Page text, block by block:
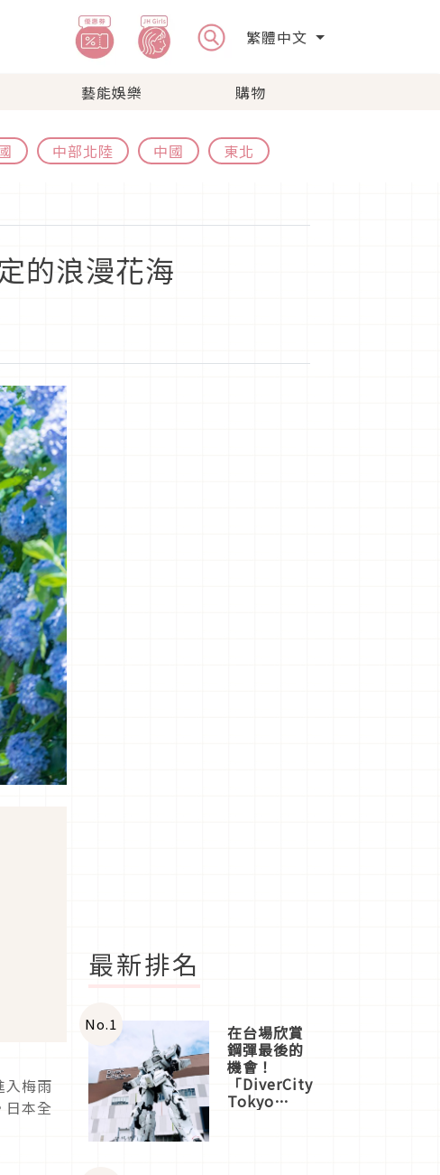
繁體中文
藝能娛樂 購物
中部北陸 中國 東北
的浪漫花海
入梅雨
日本全
最新排名
No.1 在台場欣賞
鋼彈最後的
機會！
「DiverCity
Tokyo